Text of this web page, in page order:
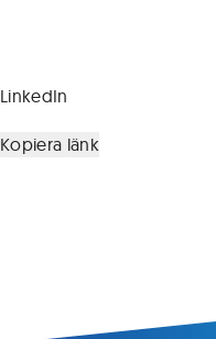
LinkedIn
Kopiera länk